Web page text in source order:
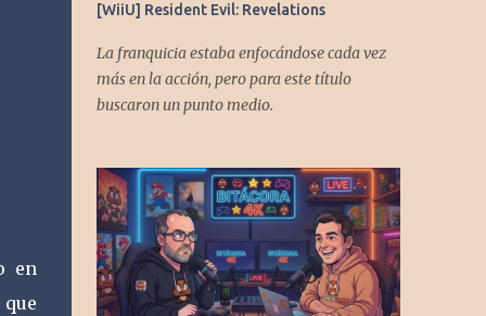
en
[WiiU] Resident Evil: Revelations
La franquicia estaba enfocándose cada vez
más en la acción, pero para este título
buscaron un punto medio.